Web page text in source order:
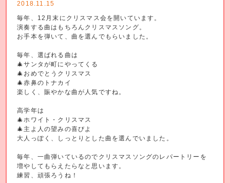
2018.11.15
毎年、12月末にクリスマス会を開いています。
演奏する曲はもちろんクリスマスソング。
お手本を弾いて、曲を選んでもらいました。
毎年、選ばれる曲は
🎄サンタが町にやってくる
🎄おめでとうクリスマス
🎄赤鼻のトナカイ
楽しく、賑やかな曲が人気ですね。
高学年は
🎄ホワイト・クリスマス
🎄主よ人の望みの喜びよ
大人っぽく、しっとりとした曲を選んでいました。
毎年、一曲弾いているのでクリスマスソングのレパートリーを
増やしてもらえたらなと思います。
練習、頑張ろうね！